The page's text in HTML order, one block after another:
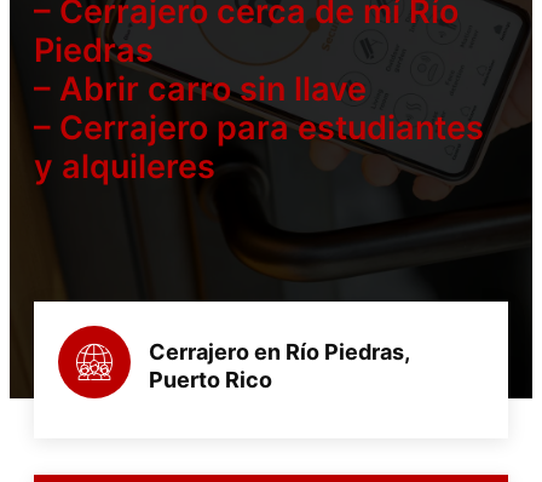
– Cerrajero cerca de mí Río
Piedras
– Abrir carro sin llave
– Cerrajero para estudiantes
y alquileres
Cerrajero en Río Piedras,
Puerto Rico